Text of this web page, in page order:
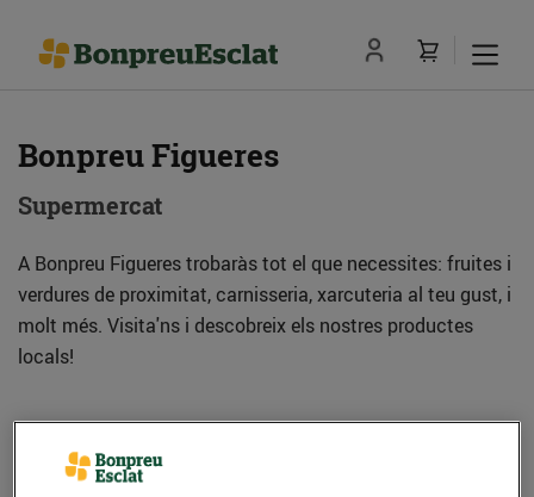
Bonpreu Figueres
Supermercat
A Bonpreu Figueres trobaràs tot el que necessites: fruites i
verdures de proximitat, carnisseria, xarcuteria al teu gust, i
molt més. Visita'ns i descobreix els nostres productes
locals!
Adreça